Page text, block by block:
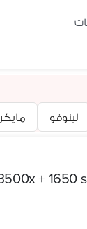
لينوفو